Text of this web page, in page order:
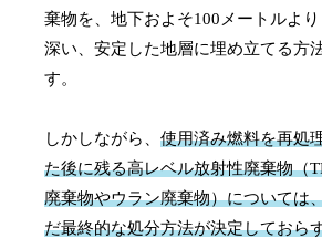
棄物を、地下およそ100メートルより
深い、安定した地層に埋め立てる方
す。
しかしながら、使用済み燃料を再処
た後に残る高レベル放射性廃棄物（
廃棄物やウラン廃棄物）については
だ最終的な処分方法が決定しておら